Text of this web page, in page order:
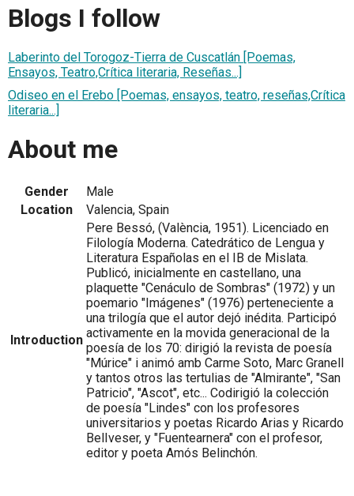
Blogs I follow
Laberinto del Torogoz-Tierra de Cuscatlán [Poemas,
Ensayos, Teatro,Crítica literaria, Reseñas...]
Odiseo en el Erebo [Poemas, ensayos, teatro, reseñas,Crítica
literaria...]
About me
Gender
Male
Location
Valencia, Spain
Introduction
Pere Bessó, (València, 1951). Licenciado en
Filología Moderna. Catedrático de Lengua y
Literatura Españolas en el IB de Mislata.
Publicó, inicialmente en castellano, una
plaquette "Cenáculo de Sombras" (1972) y un
poemario "Imágenes" (1976) perteneciente a
una trilogía que el autor dejó inédita. Participó
activamente en la movida generacional de la
poesía de los 70: dirigió la revista de poesía
"Múrice" i animó amb Carme Soto, Marc Granell
y tantos otros las tertulias de "Almirante", "San
Patricio", "Ascot", etc... Codirigió la colección
de poesía "Lindes" con los profesores
universitarios y poetas Ricardo Arias y Ricardo
BelIveser, y "Fuentearnera" con el profesor,
editor y poeta Amós Belinchón.